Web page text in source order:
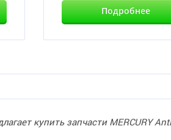
Подробнее
купить запчасти MERCURY